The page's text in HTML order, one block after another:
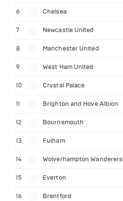
6 Chelsea
7 Newcastle United
8 Manchester United
9 West Ham United
10 Crystal Palace
11 Brighton and Hove Albion
12 Bournemouth
13 Fulham
14 Wolverhampton Wanderers
15 Everton
16 Brentford